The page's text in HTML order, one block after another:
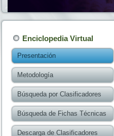
Enciclopedia Virtual
Presentación
Metodología
Búsqueda por Clasificadores
Búsqueda de Fichas Técnicas
Descarga de Clasificadores